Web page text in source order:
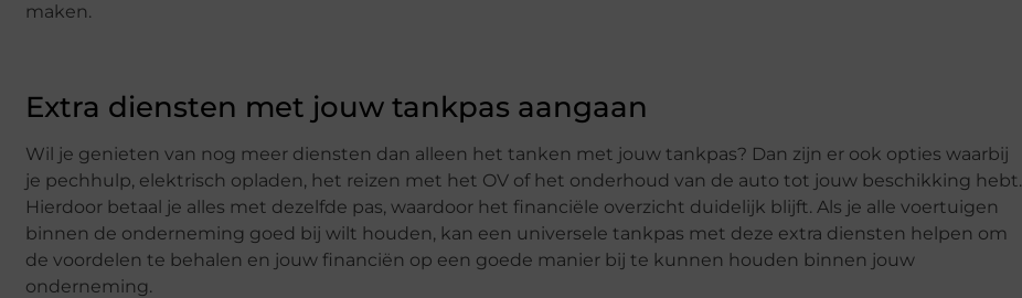
maken.
Extra diensten met jouw tankpas aangaan
Wil je genieten van nog meer diensten dan alleen het tanken met jouw tankpas? Dan zijn er ook opties waarbij
je pechhulp, elektrisch opladen, het reizen met het OV of het onderhoud van de auto tot jouw beschikking hebt.
Hierdoor betaal je alles met dezelfde pas, waardoor het financiële overzicht duidelijk blijft. Als je alle voertuigen
binnen de onderneming goed bij wilt houden, kan een universele tankpas met deze extra diensten helpen om
de voordelen te behalen en jouw financiën op een goede manier bij te kunnen houden binnen jouw
onderneming.